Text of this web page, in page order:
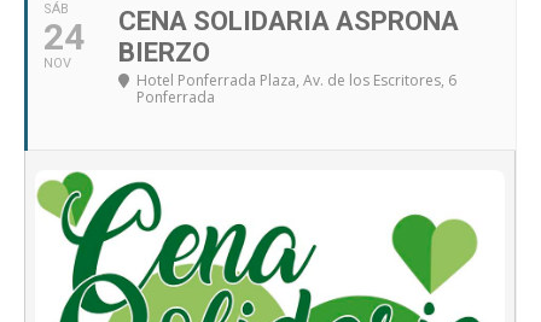
SÁB
24
NOV
CENA SOLIDARIA ASPRONA
BIERZO
Hotel Ponferrada Plaza, Av. de los Escritores, 6
Ponferrada